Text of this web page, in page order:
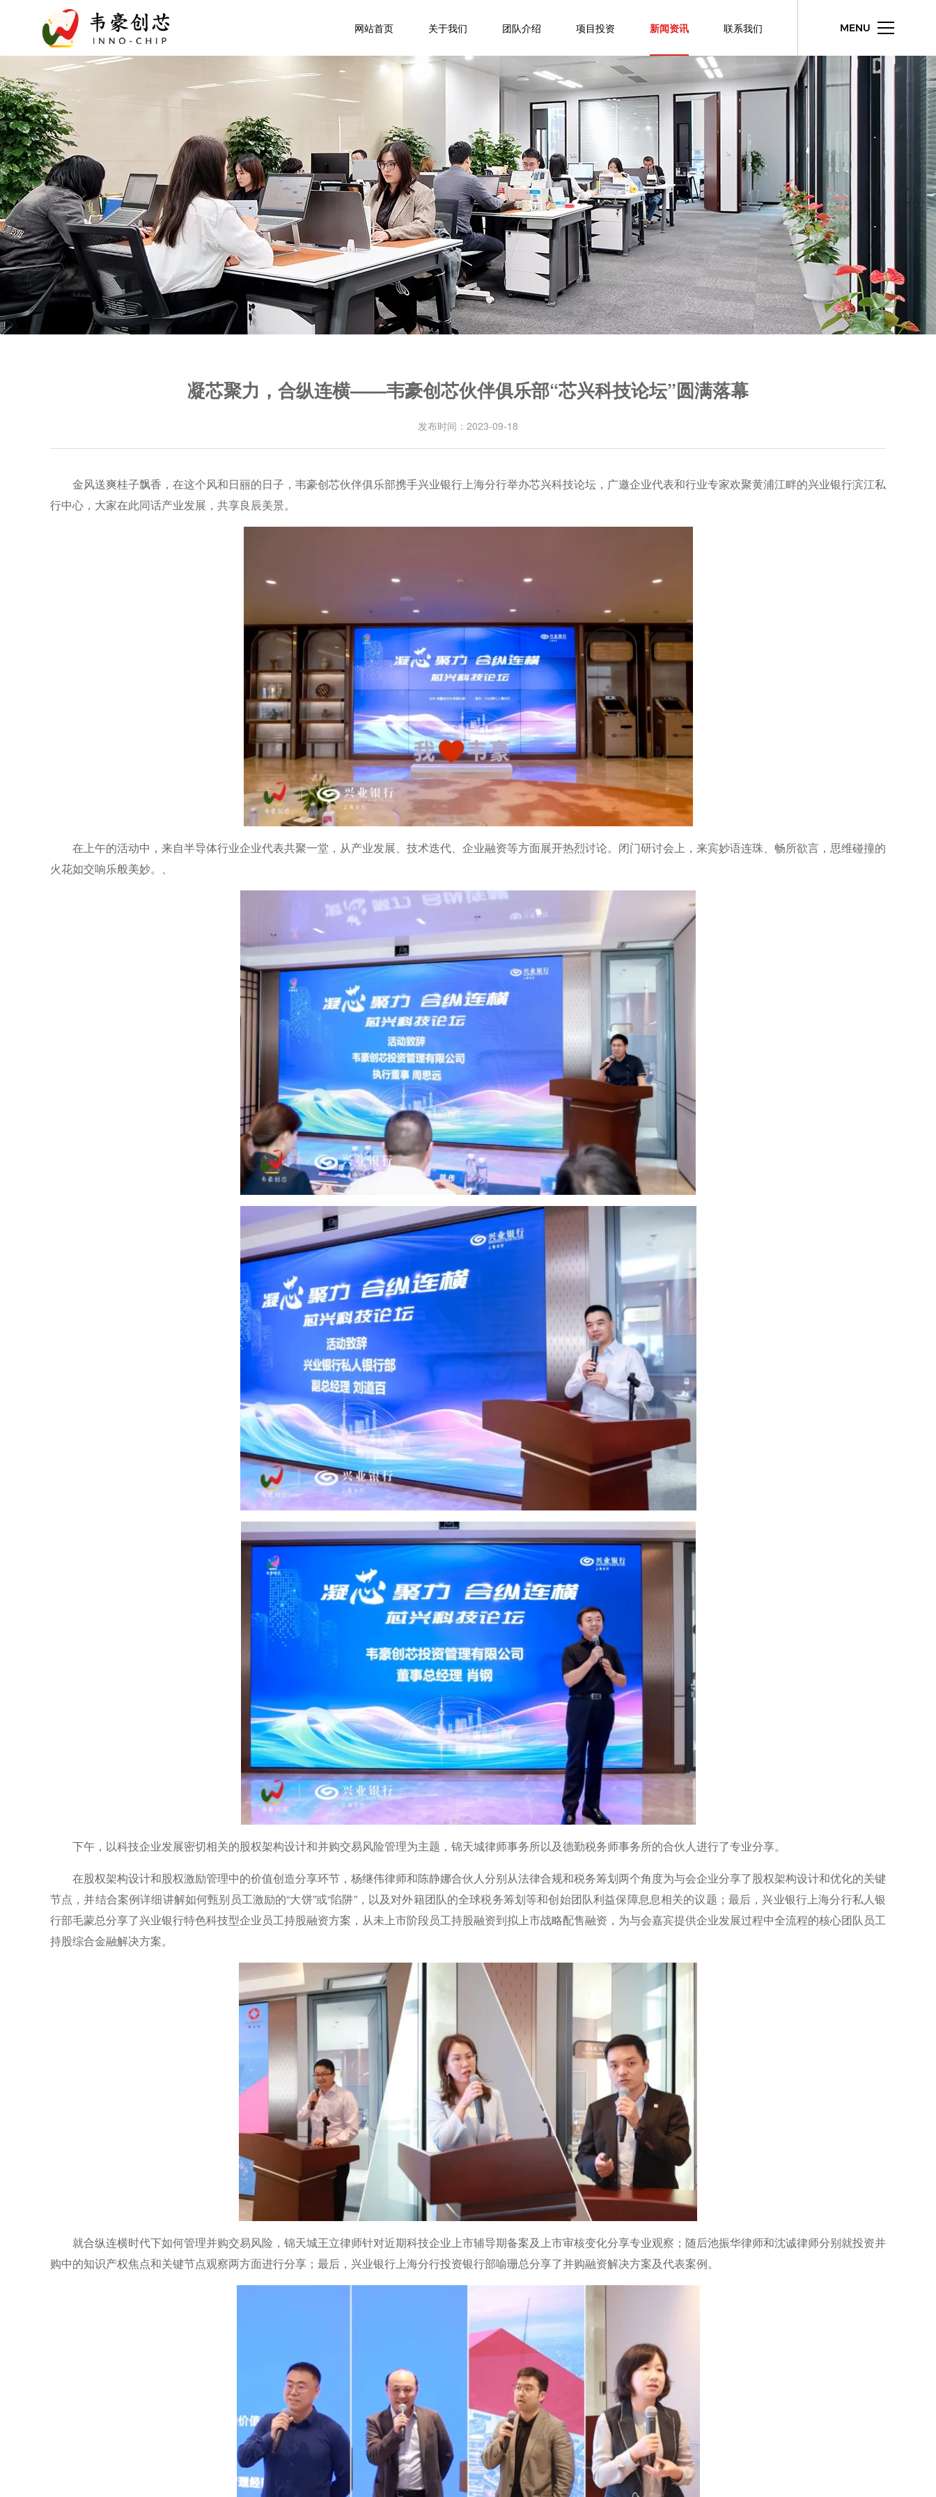
网站首页 关于我们 团队介绍 项目投资 新闻资讯 联系我们 MENU
凝芯聚力，合纵连横——韦豪创芯伙伴俱乐部“芯兴科技论坛”圆满落幕
发布时间：2023-09-18
金风送爽桂子飘香，在这个风和日丽的日子，韦豪创芯伙伴俱乐部携手兴业银行上海分行举办芯兴科技论坛，广邀企业代表和行业专家欢聚黄浦江畔的兴业银行滨江私
行中心，大家在此同话产业发展，共享良辰美景。
在上午的活动中，来自半导体行业企业代表共聚一堂，从产业发展、技术迭代、企业融资等方面展开热烈讨论。闭门研讨会上，来宾妙语连珠、畅所欲言，思维碰撞的
火花如交响乐般美妙。、
下午，以科技企业发展密切相关的股权架构设计和并购交易风险管理为主题，锦天城律师事务所以及德勤税务师事务所的合伙人进行了专业分享。
在股权架构设计和股权激励管理中的价值创造分享环节，杨继伟律师和陈静娜合伙人分别从法律合规和税务筹划两个角度为与会企业分享了股权架构设计和优化的关键
节点，并结合案例详细讲解如何甄别员工激励的“大饼”或“陷阱”，以及对外籍团队的全球税务筹划等和创始团队利益保障息息相关的议题；最后，兴业银行上海分行私人银
行部毛蒙总分享了兴业银行特色科技型企业员工持股融资方案，从未上市阶段员工持股融资到拟上市战略配售融资，为与会嘉宾提供企业发展过程中全流程的核心团队员工
持股综合金融解决方案。
就合纵连横时代下如何管理并购交易风险，锦天城王立律师针对近期科技企业上市辅导期备案及上市审核变化分享专业观察；随后池振华律师和沈诚律师分别就投资并
购中的知识产权焦点和关键节点观察两方面进行分享；最后，兴业银行上海分行投资银行部喻珊总分享了并购融资解决方案及代表案例。